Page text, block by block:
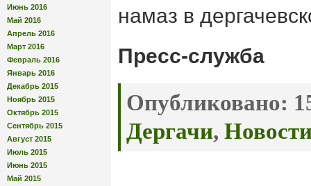
Июнь 2016
Май 2016
Апрель 2016
Март 2016
Февраль 2016
Январь 2016
Декабрь 2015
Ноябрь 2015
Октябрь 2015
Сентябрь 2015
Август 2015
Июль 2015
Июнь 2015
Май 2015
намаз в
Пресс-служба
Опубликовано:
Дергачи,